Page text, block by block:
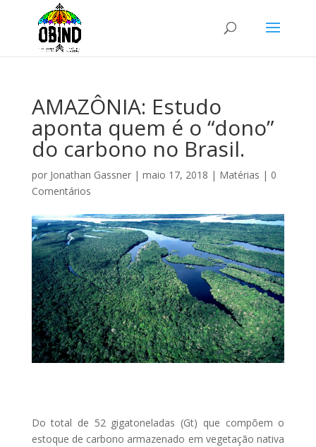
AMAZÔNIA: Estudo
aponta quem é o “dono”
do carbono no Brasil.
por Jonathan Gassner| maio 17, 2018 | Matérias | 0
Comentários
Do total de 52 gigatoneladas (Gt) que compõem o
estoque de carbono armazenado em vegetação nativa